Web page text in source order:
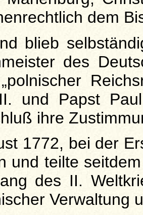
dem
blieb
des
und Papst
ihre
1772, bei der
und teilte
des II.
Verwaltung